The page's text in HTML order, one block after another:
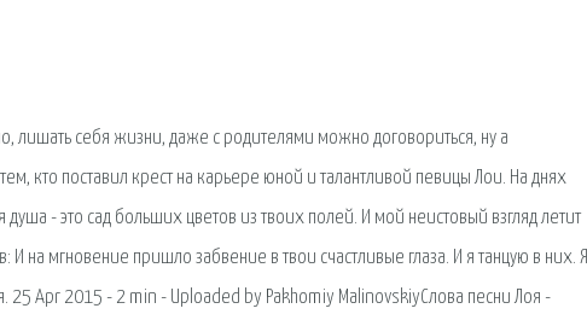
лишать себя жизни, даже с родителями можно договориться, ну а
кто поставил крест на карьере юной и талантливой певицы Лои. На днях
- это сад больших цветов из твоих полей. И мой неистовый взгляд летит
на мгновение пришло забвение в твои счастливые глаза. И я танцую в них. Я
25 Apr 2015 - 2 min - Uploaded by Pakhomiy MalinovskiyСлова песни Лоя -